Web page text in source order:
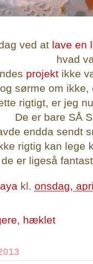
ved at lave en
hvad
projekt ikke
og sørme om ikke,
rigtigt, er jeg
De er bare SÅ
endda sendt
rigtig kan lege
de er ligeså
kl. onsdag,
, hæklet